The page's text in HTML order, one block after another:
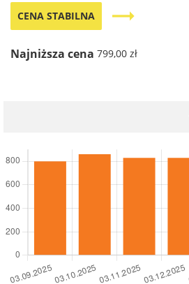
CENA STABILNA trending_flat
Najniższa cena 799,00 zł